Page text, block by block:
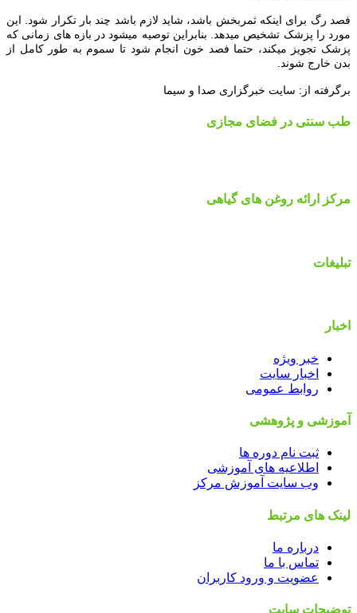
فصد رگ برای اینکه ثمربخش باشد، شاید لازم باشد چند بار تکرار شود. این
مورد را پزشک تشخیص میدهد. بنابراین توصیه میشود در بازه های زمانی که
پزشک تجویز میکند، حتما فصد خون انجام شود تا سموم به طور کامل از
بدن خارج شوند.
برگرفته از: سایت خبرگزاری صدا و سیما
طب سنتی در فضای مجازی
مرکز ارائه روغن های گیاهی
تبلیغات
اخبار
خبر ویژه
اخبار سایت
روابط عمومی
آموزشی و پژوهشی
ثبت نام دوره ها
اطلاعیه های آموزشی
وب سایت آموزش مرکز
لینک های مرتبط
درباره ما
تماس با ما
عضویت و ورود کاربران
توضیحات سایت